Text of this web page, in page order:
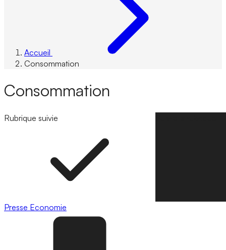
Accueil
Consommation
Consommation
Rubrique suivie
Presse Economie